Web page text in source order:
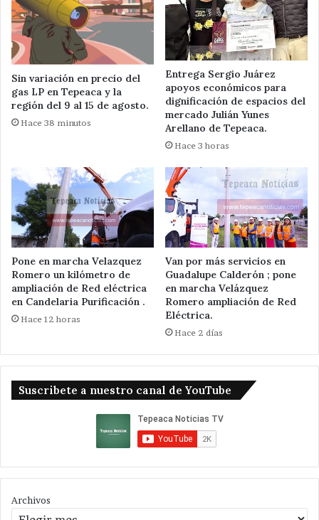
Sin variación en precio del
gas LP en Tepeaca y la
región del 9 al 15 de agosto.
Hace 38 minutos
Entrega Sergio Juárez
apoyos económicos para
dignificación de espacios del
mercado Julián Yunes
Arellano de Tepeaca.
Hace 3 horas
Pone en marcha Velazquez
Romero un kilómetro de
ampliación de Red eléctrica
en Candelaria Purificación .
Hace 12 horas
Van por más servicios en
Guadalupe Calderón ; pone
en marcha Velázquez
Romero ampliación de Red
Eléctrica.
Hace 2 días
Suscribete a nuestro canal de YouTube
Archivos